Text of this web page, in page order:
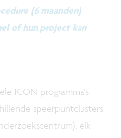
(6 maanden)
of hun project kan
ICON-programma’s
speerpuntclusters
elk